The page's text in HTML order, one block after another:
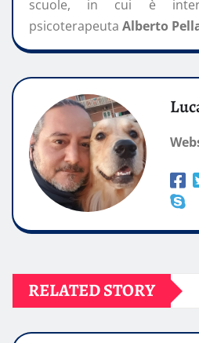
scuole, in cui è
psicoterapeuta Alberto
RELATED STORY